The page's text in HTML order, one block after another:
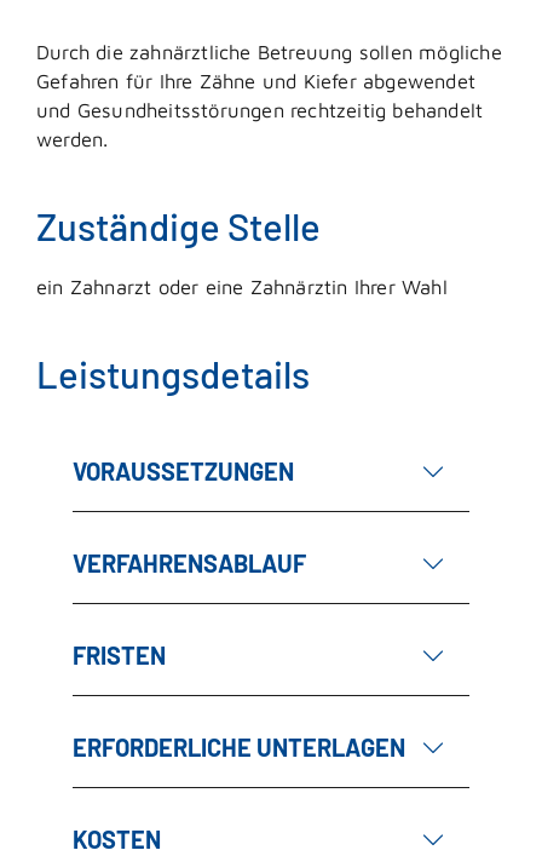
Durch die zahnärztliche Betreuung sollen mögliche
Gefahren für Ihre Zähne und Kiefer abgewendet
und Gesundheitsstörungen rechtzeitig behandelt
werden.
Zuständige Stelle
ein Zahnarzt oder eine Zahnärztin Ihrer Wahl
Leistungsdetails
VORAUSSETZUNGEN
VERFAHRENSABLAUF
FRISTEN
ERFORDERLICHE UNTERLAGEN
KOSTEN